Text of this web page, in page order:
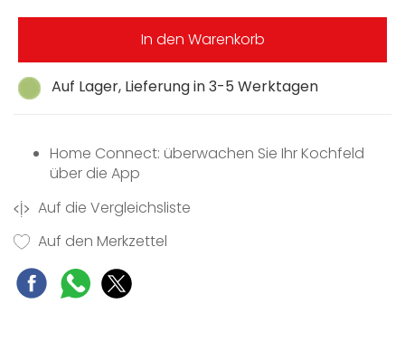
Auf Lager, Lieferung in 3-5 Werktagen
In den Warenkorb
Home Connect: überwachen Sie Ihr Kochfeld
über die App
Auf die Vergleichsliste
Auf den Merkzettel